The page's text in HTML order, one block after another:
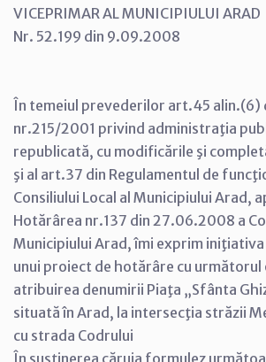
VICEPRIMAR AL MUNICIPIULUI ARAD
Nr. 52.199 din 9.09.2008
În temeiul prevederilor art.45 alin.(6)
nr.215/2001 privind administraţia
republicată, cu modificările şi
şi al art.37 din Regulamentul de
Consiliului Local al Municipiului Arad,
Hotărârea nr.137 din 27.06.2008 a
Municipiului Arad, îmi exprim
unui proiect de hotărâre cu următorul
atribuirea denumirii Piaţa „Sfânta
situată în Arad, la intersecţia străzii
cu strada Codrului
În susţinerea căruia formulez